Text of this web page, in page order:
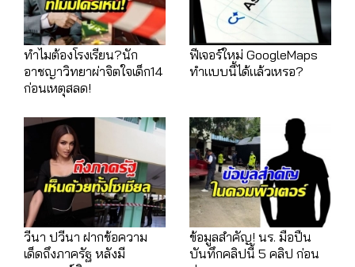
ทำไมต้องโรงเรียน?นัก
อาชญาวิทยาผ่าจิตใจเด็ก14
ก่อนเหตุสลด!
ฟีเจอร์ใหม่ GoogleMaps
ทำแบบนี้ได้แล้วเหรอ?
วีนา ปวีนา ฝากข้อความ
เด็ดถึงภาครัฐ หลังมี
ข้อมูลสำคัญ! นร. มือปืน
บันทึกคลิปนี้ 5 คลิป ก่อน